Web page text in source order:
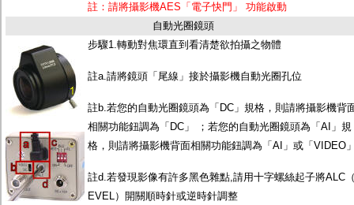
註：請將攝影機AES「電子快門」 功能啟動
自動光圈鏡頭
步驟1.轉動對焦環直到看清楚欲拍攝之物體
註a.請將鏡頭「尾線」接於攝影機自動光圈孔位
註b.若您的自動光圈鏡頭為「DC」規格，則請將攝影機背
相關功能鈕調為「DC」 ；若您的自動光圈鏡頭為「AI」規
格，則請將攝影機背面相關功能鈕調為「AI」或「VIDEO
註d.若發現影像有許多黑色雜點,請用十字螺絲起子將ALC
EVEL）開關順時針或逆時針調整